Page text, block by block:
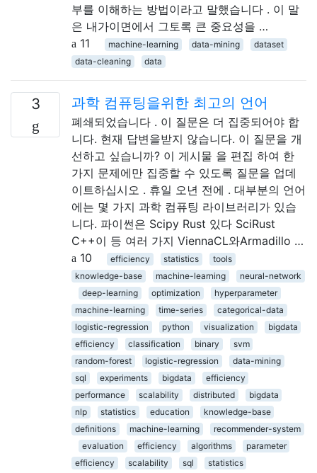
부를 이해하는 방법이라고 말했습니다 . 이 말
은 내가이면에서 그토록 큰 중요성을 …
11
machine-learning data-mining
dataset
data-cleaning
data
3 과학 컴퓨팅을위한 최고의 언어
폐쇄되었습니다 . 이 질문은 더 집중되어야 합
니다. 현재 답변을받지 않습니다. 이 질문을 개
선하고 싶습니까? 이 게시물 을 편집 하여 한
가지 문제에만 집중할 수 있도록 질문을 업데
이트하십시오 . 휴일 오년 전에 . 대부분의 언어
에는 몇 가지 과학 컴퓨팅 라이브러리가 있습
니다. 파이썬은 Scipy Rust 있다 SciRust
C++이 등 여러 가지 ViennaCL와Armadillo …
10
efficiency statistics
tools
knowledge-base
machine-learning
neural-network
deep-learning
optimization
hyperparameter
machine-learning
time-series
categorical-data
logistic-regression
python visualization
bigdata
efficiency
classification binary
svm
random-forest
logistic-regression
data-mining
sql
experiments bigdata
efficiency
performance
scalability distributed
bigdata
nlp
statistics education
knowledge-base
definitions
machine-learning
recommender-system
evaluation
efficiency algorithms
parameter
efficiency
scalability sql
statistics